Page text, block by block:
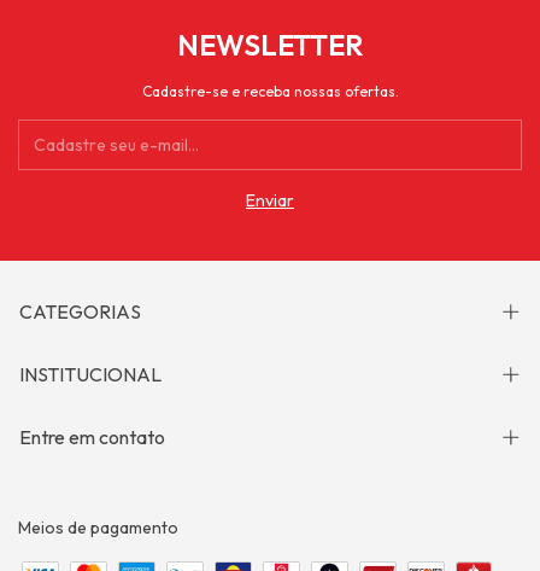
NEWSLETTER
Cadastre-se e receba nossas ofertas.
CATEGORIAS
INSTITUCIONAL
Entre em contato
Meios de pagamento